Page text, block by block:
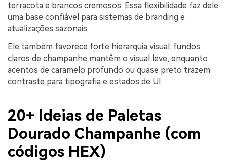
terracota e brancos cremosos. Essa flexibilidade faz dele
uma base confiável para sistemas de branding e
atualizações sazonais.
Ele também favorece forte hierarquia visual: fundos
claros de champanhe mantêm o visual leve, enquanto
acentos de caramelo profundo ou quase preto trazem
contraste para tipografia e estados de UI.
20+ Ideias de Paletas
Dourado Champanhe (com
códigos HEX)